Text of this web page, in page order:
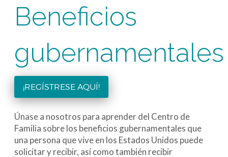
Beneficios
gubernamentales
¡REGÍSTRESE AQUÍ!
Únase a nosotros para aprender del Centro de
Familia sobre los beneficios gubernamentales que
una persona que vive en los Estados Unidos puede
solicitar y recibir, así como también recibir